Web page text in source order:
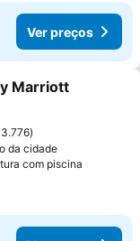
Ver preços
favoritos
Marriott
3.776
da cidade
com piscina